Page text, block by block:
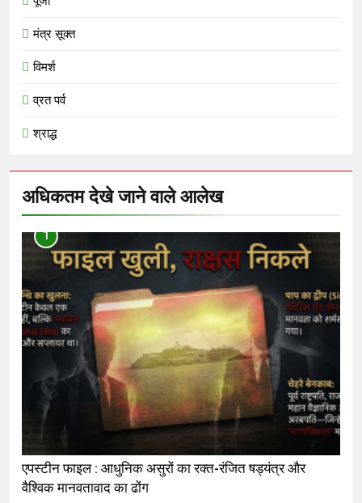
मंत्र सूक्त
विमर्श
व्रत पर्व
श्राद्ध
अधिकतम देखे जाने वाले आलेख
1
एपस्टीन फाइल : आधुनिक असुरों का रक्त-रंजित षड्यंत्र और
वैश्विक मानवतावाद का ढोंग